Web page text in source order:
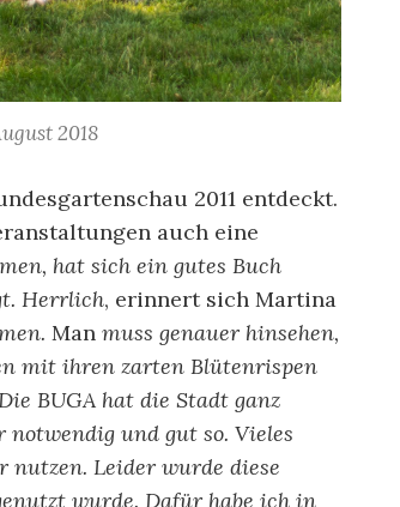
2018
2011 entdeckt.
auch eine
hat sich ein gutes Buch
Herrlich, erinnert sich Martina
Man muss genauer hinsehen,
mit ihren zarten Blütenrispen
BUGA hat die Stadt ganz
und gut so. Vieles
nutzen. Leider wurde diese
wurde. Dafür habe ich in